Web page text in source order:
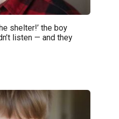
shelter!’ the boy
listen — and they